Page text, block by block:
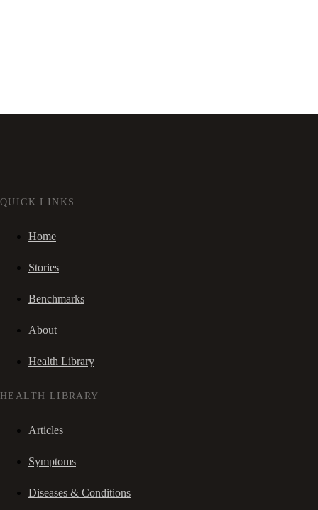
QUICK LINKS
Home
Stories
Benchmarks
About
Health Library
HEALTH LIBRARY
Articles
Symptoms
Diseases & Conditions